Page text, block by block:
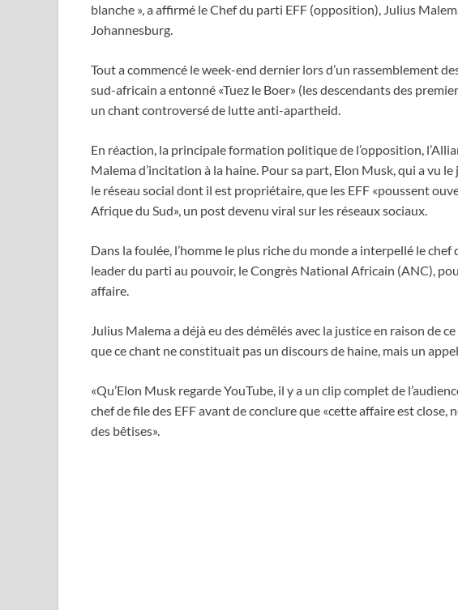
blanche », a affirmé le Chef du parti EFF (opposition), Julius
Johannesburg.
Tout a commencé le week-end dernier lors d’un rassemblement
sud-africain a entonné «Tuez le Boer» (les descendants des
un chant controversé de lutte anti-apartheid.
En réaction, la principale formation politique de l’opposition,
Malema d’incitation à la haine. Pour sa part, Elon Musk, qui a vu
le réseau social dont il est propriétaire, que les EFF «poussent
Afrique du Sud», un post devenu viral sur les réseaux sociaux.
Dans la foulée, l’homme le plus riche du monde a interpellé le
leader du parti au pouvoir, le Congrès National Africain (ANC),
affaire.
Julius Malema a déjà eu des démêlés avec la justice en raison de
que ce chant ne constituait pas un discours de haine, mais un
«Qu’Elon Musk regarde YouTube, il y a un clip complet de
chef de file des EFF avant de conclure que «cette affaire est close,
des bêtises».